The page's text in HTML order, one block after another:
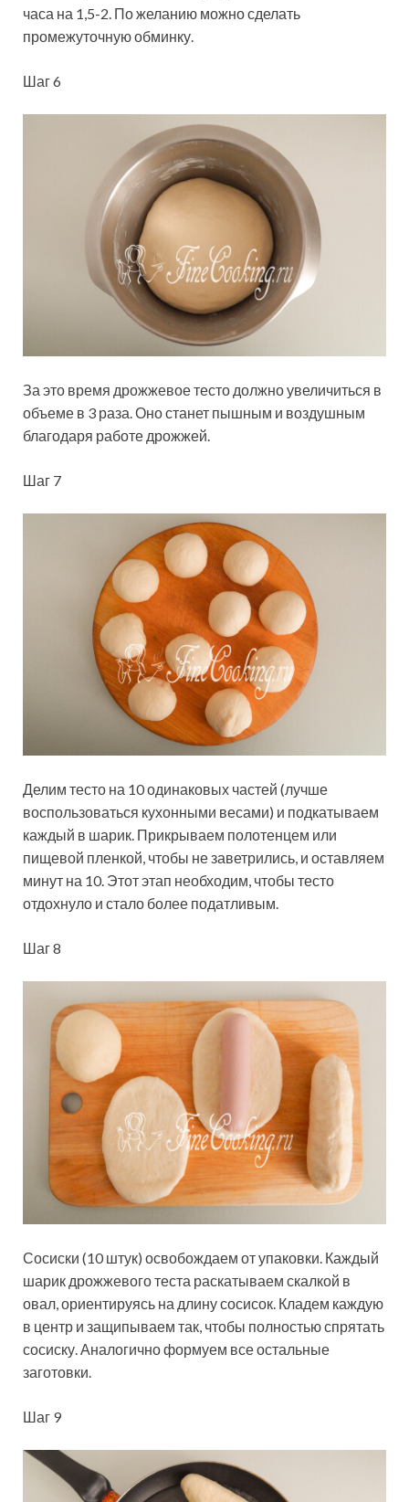
часа на 1,5-2. По желанию можно сделать
промежуточную обминку.
Шаг 6
За это время дрожжевое тесто должно увеличиться в
объеме в 3 раза. Оно станет пышным и воздушным
благодаря работе дрожжей.
Шаг 7
Делим тесто на 10 одинаковых частей (лучше
воспользоваться кухонными весами) и подкатываем
каждый в шарик. Прикрываем полотенцем или
пищевой пленкой, чтобы не заветрились, и оставляем
минут на 10. Этот этап необходим, чтобы тесто
отдохнуло и стало более податливым.
Шаг 8
Сосиски (10 штук) освобождаем от упаковки. Каждый
шарик дрожжевого теста раскатываем скалкой в
овал, ориентируясь на длину сосисок. Кладем каждую
в центр и защипываем так, чтобы полностью спрятать
сосиску. Аналогично формуем все остальные
заготовки.
Шаг 9